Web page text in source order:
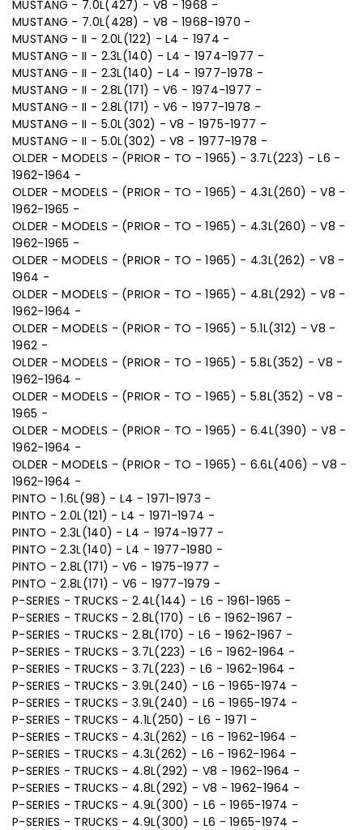
MUSTANG - 7.0L(427) - V8 - 1968 -
MUSTANG - 7.0L(428) - V8 - 1968-1970 -
MUSTANG - II - 2.0L(122) - L4 - 1974 -
MUSTANG - II - 2.3L(140) - L4 - 1974-1977 -
MUSTANG - II - 2.3L(140) - L4 - 1977-1978 -
MUSTANG - II - 2.8L(171) - V6 - 1974-1977 -
MUSTANG - II - 2.8L(171) - V6 - 1977-1978 -
MUSTANG - II - 5.0L(302) - V8 - 1975-1977 -
MUSTANG - II - 5.0L(302) - V8 - 1977-1978 -
OLDER - MODELS - (PRIOR - TO - 1965) - 3.7L(223) - L6 -
1962-1964 -
OLDER - MODELS - (PRIOR - TO - 1965) - 4.3L(260) - V8 -
1962-1965 -
OLDER - MODELS - (PRIOR - TO - 1965) - 4.3L(260) - V8 -
1962-1965 -
OLDER - MODELS - (PRIOR - TO - 1965) - 4.3L(262) - V8 -
1964 -
OLDER - MODELS - (PRIOR - TO - 1965) - 4.8L(292) - V8 -
1962-1964 -
OLDER - MODELS - (PRIOR - TO - 1965) - 5.1L(312) - V8 -
1962 -
OLDER - MODELS - (PRIOR - TO - 1965) - 5.8L(352) - V8 -
1962-1964 -
OLDER - MODELS - (PRIOR - TO - 1965) - 5.8L(352) - V8 -
1965 -
OLDER - MODELS - (PRIOR - TO - 1965) - 6.4L(390) - V8 -
1962-1964 -
OLDER - MODELS - (PRIOR - TO - 1965) - 6.6L(406) - V8 -
1962-1964 -
PINTO - 1.6L(98) - L4 - 1971-1973 -
PINTO - 2.0L(121) - L4 - 1971-1974 -
PINTO - 2.3L(140) - L4 - 1974-1977 -
PINTO - 2.3L(140) - L4 - 1977-1980 -
PINTO - 2.8L(171) - V6 - 1975-1977 -
PINTO - 2.8L(171) - V6 - 1977-1979 -
P-SERIES - TRUCKS - 2.4L(144) - L6 - 1961-1965 -
P-SERIES - TRUCKS - 2.8L(170) - L6 - 1962-1967 -
P-SERIES - TRUCKS - 2.8L(170) - L6 - 1962-1967 -
P-SERIES - TRUCKS - 3.7L(223) - L6 - 1962-1964 -
P-SERIES - TRUCKS - 3.7L(223) - L6 - 1962-1964 -
P-SERIES - TRUCKS - 3.9L(240) - L6 - 1965-1974 -
P-SERIES - TRUCKS - 3.9L(240) - L6 - 1965-1974 -
P-SERIES - TRUCKS - 4.1L(250) - L6 - 1971 -
P-SERIES - TRUCKS - 4.3L(262) - L6 - 1962-1964 -
P-SERIES - TRUCKS - 4.3L(262) - L6 - 1962-1964 -
P-SERIES - TRUCKS - 4.8L(292) - V8 - 1962-1964 -
P-SERIES - TRUCKS - 4.8L(292) - V8 - 1962-1964 -
P-SERIES - TRUCKS - 4.9L(300) - L6 - 1965-1974 -
P-SERIES - TRUCKS - 4.9L(300) - L6 - 1965-1974 -